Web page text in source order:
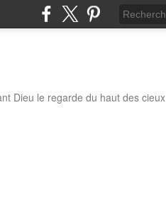
Dieu le regarde du haut des cieux